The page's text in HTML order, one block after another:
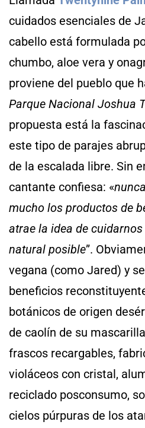
cuidados esenciales de
cabello está formulada
chumbo, aloe vera y
proviene del pueblo que
Parque Nacional Joshua
propuesta está la
este tipo de parajes
de la escalada libre. Sin
cantante confiesa: «
mucho los productos de
atrae la idea de
natural posible”.
vegana (como Jared) y
beneficios
botánicos de origen
de caolín de su
frascos recargables,
violáceos con cristal,
reciclado posconsumo,
cielos púrpuras de los